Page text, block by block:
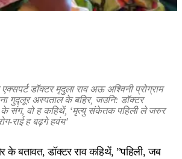
डॉक्टर मृदुला राव अऊ अश्विनी प्रोग्राम
गुद्लूर अस्पताल के बहिर, जउनि: डॉक्टर
के संग, वो ह कहिथें, ‘मृत्यु संकेतक पहिली ले जरुर
राई ह बढ़गे हवंय’
बतावत, डॉक्टर राव कहिथें, ”पहिली, जब